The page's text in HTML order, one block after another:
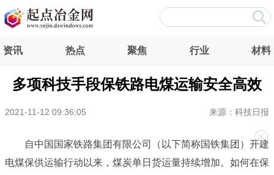
资讯 热点 聚焦 行业 材料
多项科技手段保铁路电煤运输安全高效
2021-11-12 09:36:05 来源：科技日报
自中国国家铁路集团有限公司（以下简称国铁集团）开建
电煤保供运输行动以来，煤炭单日货运量持续增加。如何在保